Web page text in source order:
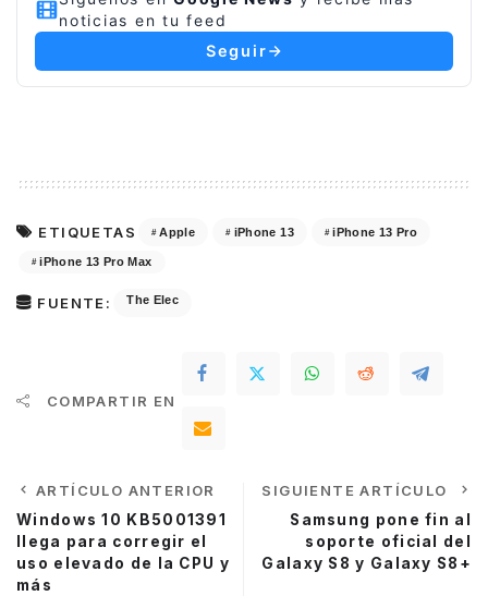
noticias en tu feed
Seguir
ETIQUETAS Apple iPhone 13 iPhone 13 Pro
iPhone 13 Pro Max
FUENTE: The Elec
COMPARTIR EN
ARTÍCULO ANTERIOR
Windows 10 KB5001391
llega para corregir el
uso elevado de la CPU y
más
SIGUIENTE ARTÍCULO
Samsung pone fin al
soporte oficial del
Galaxy S8 y Galaxy S8+